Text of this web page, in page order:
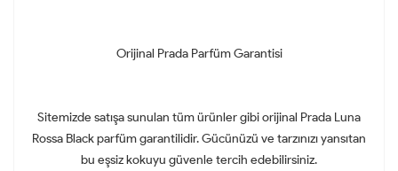
Orijinal Prada Parfüm Garantisi
Sitemizde satışa sunulan tüm ürünler gibi orijinal Prada Luna
Rossa Black parfüm garantilidir. Gücünüzü ve tarzınızı yansıtan
bu eşsiz kokuyu güvenle tercih edebilirsiniz.